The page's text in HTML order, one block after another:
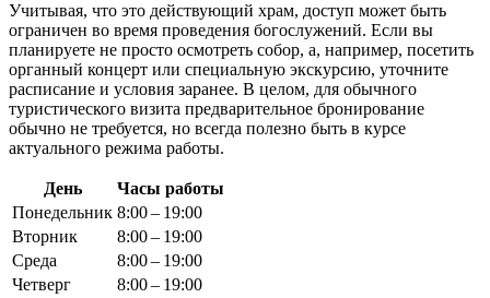
Учитывая, что это действующий храм, доступ может быть
ограничен во время проведения богослужений. Если вы
планируете не просто осмотреть собор, а, например, посетить
органный концерт или специальную экскурсию, уточните
расписание и условия заранее. В целом, для обычного
туристического визита предварительное бронирование
обычно не требуется, но всегда полезно быть в курсе
актуального режима работы.
День
Часы работы
Понедельник 8:00 – 19:00
Вторник
8:00 – 19:00
Среда
8:00 – 19:00
Четверг
8:00 – 19:00